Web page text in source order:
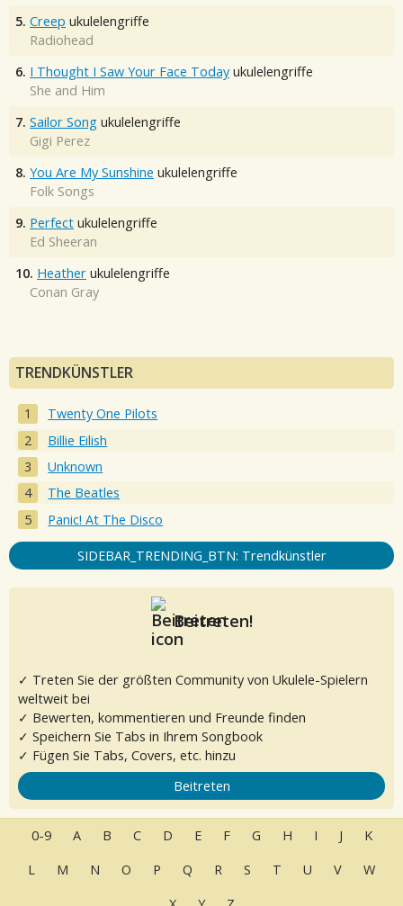
5. Creep ukulelengriffe
Radiohead
6. I Thought I Saw Your Face Today ukulelengriffe
She and Him
7. Sailor Song ukulelengriffe
Gigi Perez
8. You Are My Sunshine ukulelengriffe
Folk Songs
9. Perfect ukulelengriffe
Ed Sheeran
10. Heather ukulelengriffe
Conan Gray
TRENDKÜNSTLER
Twenty One Pilots
Billie Eilish
Unknown
The Beatles
Panic! At The Disco
SIDEBAR_TRENDING_BTN: Trendkünstler
Beitreten!
✓ Treten Sie der größten Community von Ukulele-Spielern
weltweit bei
✓ Bewerten, kommentieren und Freunde finden
✓ Speichern Sie Tabs in Ihrem Songbook
✓ Fügen Sie Tabs, Covers, etc. hinzu
Beitreten
0-9 A B C D E F G H I J
K
L
M N O P Q R S T U V
W